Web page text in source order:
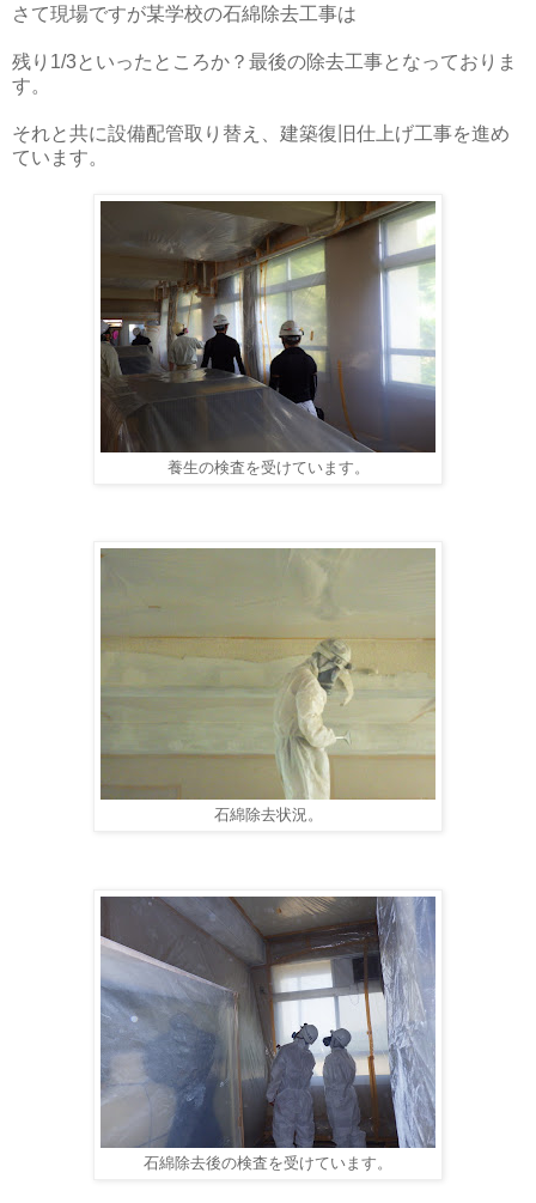
さて現場ですが某学校の石綿除去工事は
残り1/3といったところか？最後の除去工事となっておりま
す。
それと共に設備配管取り替え、 建築復旧仕上げ工事を進め
ています。
養生の検査を受けています。
石綿除去状況。
石綿除去後の検査を受けています。